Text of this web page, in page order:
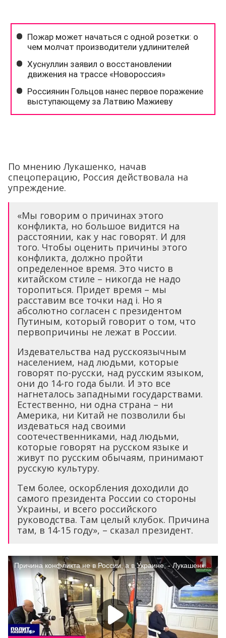
По мнению Лукашенко, начав
спецоперацию, Россия действовала на
упреждение.
«Мы говорим о причинах этого
конфликта, но большое видится на
расстоянии, как у нас говорят. И для
того. Чтобы оценить причины этого
конфликта, должно пройти
определенное время. Это чисто в
китайском стиле – никогда не надо
торопиться. Придет время – мы
расставим все точки над i. Но я
абсолютно согласен с президентом
Путиным, который говорит о том, что
первопричины не лежат в России.
Издевательства над русскоязычным
населением, над людьми, которые
говорят по-русски, над русским языком,
они до 14-го года были. И это все
нагнеталось западными государствами.
Естественно, ни одна страна – ни
Америка, ни Китай не позволили бы
издеваться над своими
соотечественниками, над людьми,
которые говорят на русском языке и
живут по русским обычаям, принимают
русскую культуру.
Тем более, оскорбления доходили до
самого президента России со стороны
Украины, и всего российского
руководства. Там целый клубок. Причина
там, в 14-15 году», – сказал президент.